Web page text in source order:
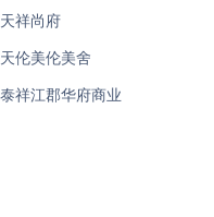
天祥尚府
天伦美伦美舍
泰祥江郡华府商业